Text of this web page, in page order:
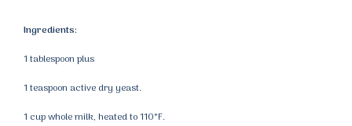
Ingredients:
1 tablespoon plus
1 teaspoon active dry yeast.
1 cup whole milk, heated to 110°F.